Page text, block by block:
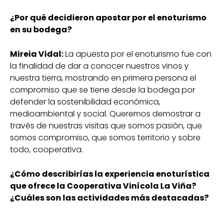
¿Por qué decidieron apostar por el enoturismo
en su bodega?
Mireia Vidal:La apuesta por el enoturismo fue con
la finalidad de dar a conocer nuestros vinos y
nuestra tierra, mostrando en primera persona el
compromiso que se tiene desde la bodega por
defender la sostenibilidad económica,
medioambiental y social. Queremos demostrar a
través de nuestras visitas que somos pasión, que
somos compromiso, que somos territorio y sobre
todo, cooperativa.
¿Cómo describirías la experiencia enoturística
que ofrece la Cooperativa Vinícola La Viña?
¿Cuáles son las actividades más destacadas?